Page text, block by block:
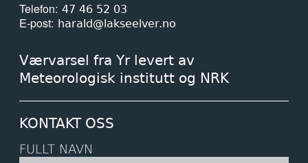
Telefon 47 46 52 03
E-post harald@lakseelver.no
Værvarsel fra Yr levert av
Meteorologisk institutt og NRK
KONTAKT OSS
FULLT NAVN